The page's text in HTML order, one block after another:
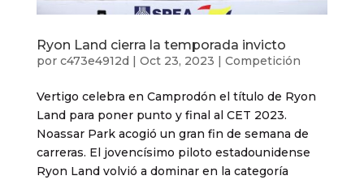
Ryon Land cierra la temporada invicto
por c473e4912d | Oct 23, 2023 | Competición
Vertigo celebra en Camprodón el título de Ryon
Land para poner punto y final al CET 2023.
Noassar Park acogió un gran fin de semana de
carreras. El jovencísimo piloto estadounidense
Ryon Land volvió a dominar en la categoría